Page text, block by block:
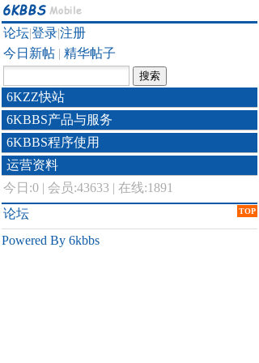
论坛|登录|注册
今日新帖 | 精华帖子
6KZZ快站
6KBBS产品与服务
6KBBS程序使用
运营资料
今日:0 | 会员:43633 | 在线:1891
TOP
论坛
Powered By 6kbbs